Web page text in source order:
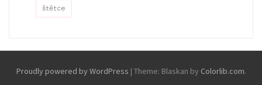
štětce
Proudly powered by WordPress | Theme: Blaskan by Colorlib.com.